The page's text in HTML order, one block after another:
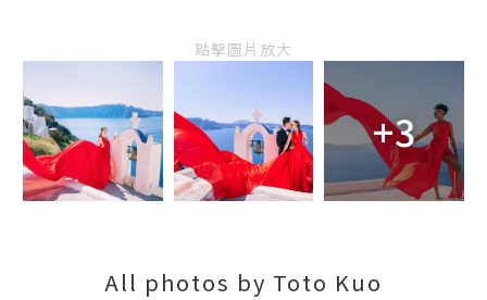
點擊圖片放大
+3
All photos by Toto Kuo